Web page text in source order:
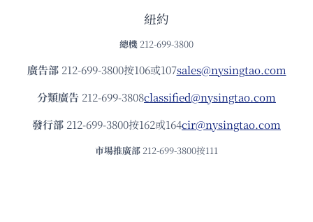
紐約
總機 212-699-3800
廣告部212-699-3800按106或107sales@nysingtao.com
分類廣告 212-699-3808classified@nysingtao.com
發⾏部 212-699-3800按162或164cir@nysingtao.com
市場推廣部 212-699-3800按111